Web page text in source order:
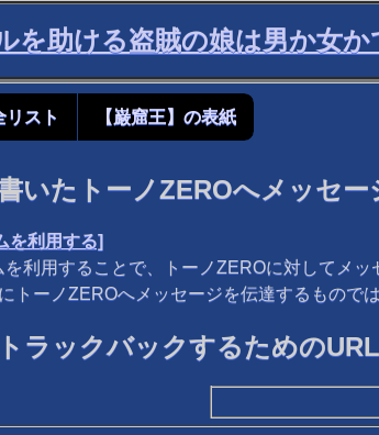
を助ける盗賊の娘は男か女
リスト 【巌窟王】の表紙
いたトーノZEROへメッセー
を利用する]
利用することで、トーノZEROに対してメッ
トーノZEROへメッセージを伝達するもので
ラックバックするためのURL